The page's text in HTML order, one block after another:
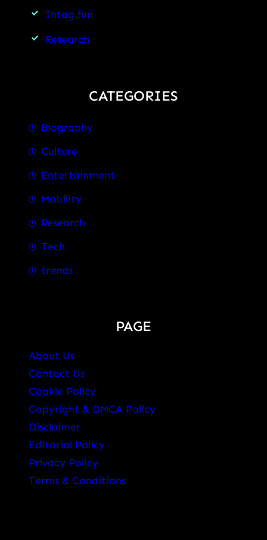
Intag.fun
Research
CATEGORIES
Biography
Culture
Entertainment
Mobility
Research
Tech
trends
PAGE
About Us
Contact Us
Cookie Policy
Copyright & DMCA Policy
Disclaimer
Editorial Policy
Privacy Policy
Terms & Conditions